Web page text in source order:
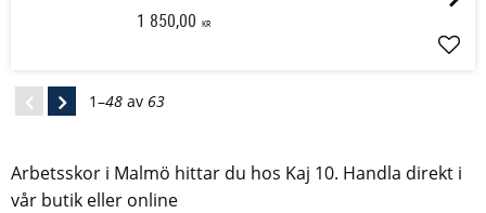
1 850,00 KR
1–48 av 63
Arbetsskor i Malmö hittar du hos Kaj 10. Handla direkt i
vår butik eller online